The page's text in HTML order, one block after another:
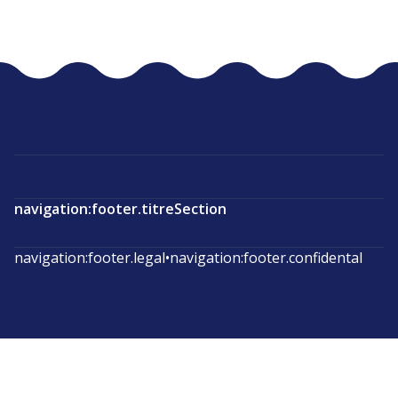
navigation:footer.titreSection
navigation:footer.legal•navigation:footer.confidental